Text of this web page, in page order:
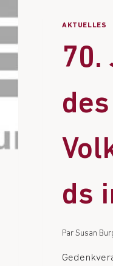
AKTUELLES
70.
des
ds
Par Susan